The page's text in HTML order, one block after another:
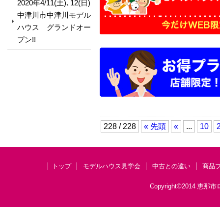
228 / 228 « 先頭 « ... 10
2020年4/11(土)､12(日)
中津川市中津川モデル
ハウス グランドオー
プン!!
トップ モデルハウス見学会 中古との違い 商品
Copyright©2014 恵那市